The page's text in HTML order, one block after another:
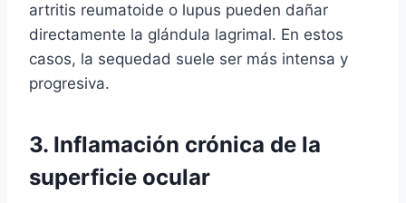
artritis reumatoide o lupus pueden dañar
directamente la glándula lagrimal. En estos
casos, la sequedad suele ser más intensa y
progresiva.
3. Inflamación crónica de la
superficie ocular